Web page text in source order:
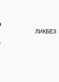
ЛИКБЕЗ